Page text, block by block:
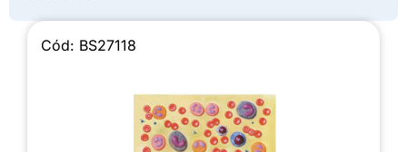
Cód: BS27118